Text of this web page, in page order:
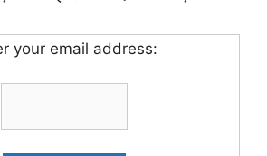
your email address: